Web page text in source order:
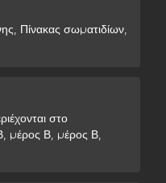
Πίνακας σωματιδίων,
στο
μέρος Β, μέρος Β,